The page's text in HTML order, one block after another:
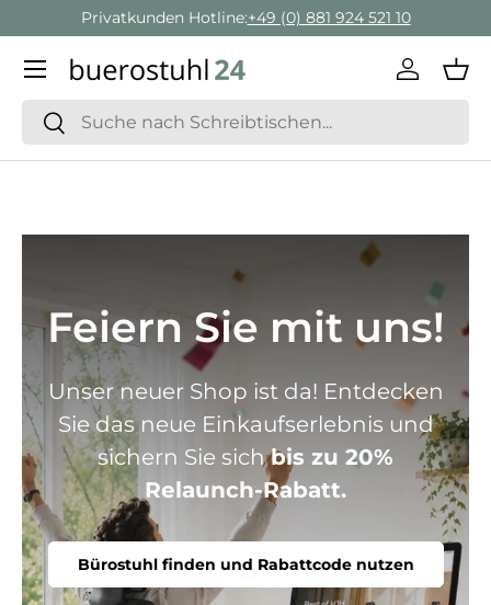
Direkt zum Inhalt
Geschäftskunden Beratung:+ 49 (0) 881 924 521 22
Suchen
Suchen
Menü
Feiern Sie mit uns!
Unser neuer Shop ist da! Entdecken
Sie das neue Einkaufserlebnis und
sichern Sie sichbis zu 20%
Relaunch-Rabatt.
Bürostuhl finden und Rabattcode nutzen